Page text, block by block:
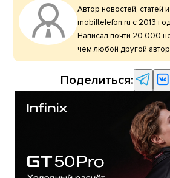
Автор новостей, статей
mobiltelefon.ru с 2013
Написал почти 20 000
чем любой другой
Поделиться: